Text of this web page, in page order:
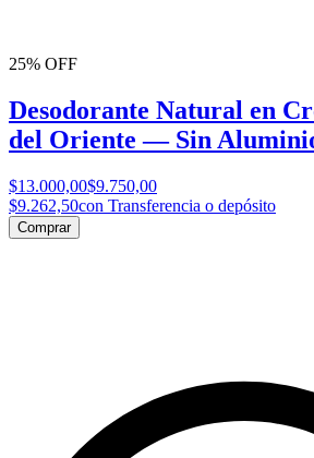
25% OFF
Desodorante Natural en
del Oriente — Sin
$13.000,00$9.750,00
$9.262,50con Transferencia o depósito
Comprar